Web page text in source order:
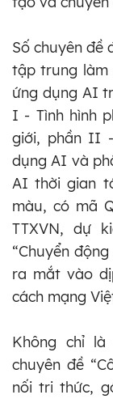
Số chuyên đề
tập trung làm
ứng dụng AI
I - Tình hình
giới, phần II
dụng AI và
AI thời gian
màu, có mã
TTXVN, dự
“Chuyển
ra mắt vào
cách mạng
Không chỉ
chuyên đề
nối tri thức,